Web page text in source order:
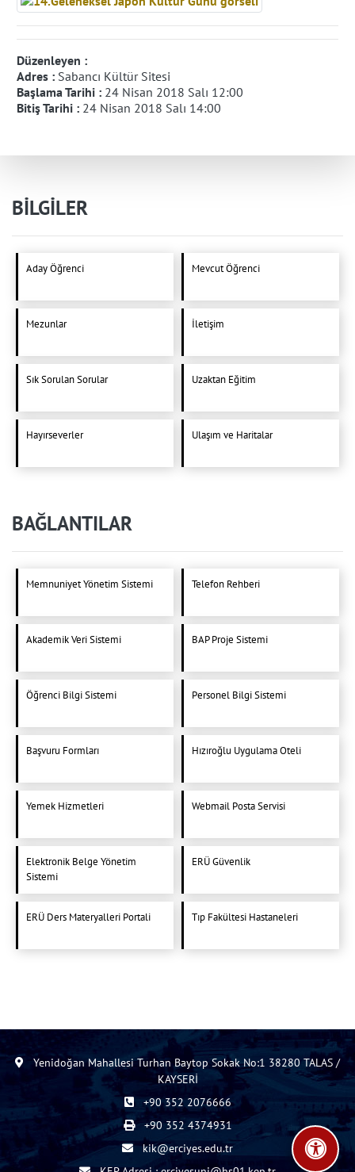
Düzenleyen :
Adres : Sabancı Kültür Sitesi
Başlama Tarihi : 24 Nisan 2018 Salı 12:00
Bitiş Tarihi : 24 Nisan 2018 Salı 14:00
BİLGİLER
Aday Öğrenci Mevcut Öğrenci
Mezunlar İletişim
Sık Sorulan Sorular Uzaktan Eğitim
Hayırseverler Ulaşım ve Haritalar
BAĞLANTILAR
Memnuniyet Yönetim Sistemi Telefon Rehberi
Akademik Veri Sistemi BAP Proje Sistemi
Öğrenci Bilgi Sistemi Personel Bilgi Sistemi
Başvuru Formları Hızıroğlu Uygulama Oteli
Yemek Hizmetleri Webmail Posta Servisi
Elektronik Belge Yönetim
Sistemi
ERÜ Güvenlik
ERÜ Ders Materyalleri Portali Tıp Fakültesi Hastaneleri
Yenidoğan Mahallesi Turhan Baytop Sokak No:1 38280 TALAS /
KAYSERİ
+90 352 2076666
+90 352 4374931
kik@erciyes.edu.tr